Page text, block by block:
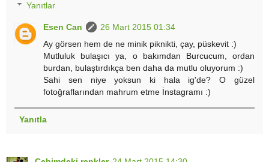
Yanıtlar
Esen Can
26 Mart 2015 01:34
Ay görsen hem de ne minik piknikti, çay, püskevit :)
Mutluluk bulaşıcı ya, o bakımdan Burcucum, ordan
burdan, bulaştırdıkça ben daha da mutlu oluyorum :)
Sahi sen niye yoksun ki hala ig'de? O güzel
fotoğraflarından mahrum etme İnstagramı :)
Yanıtla